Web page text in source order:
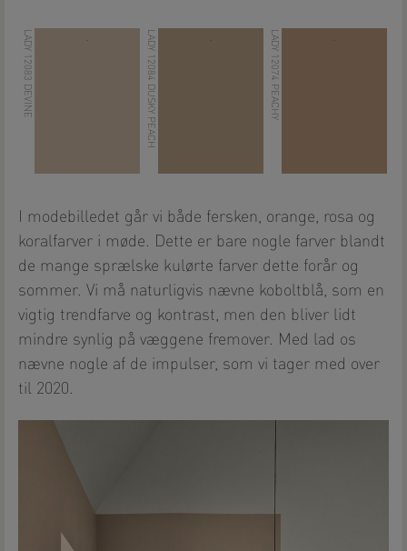
LADY 12083 DEVINE . LADY 12084 DUSKY PEACH LADY 12074 PEACHY
I modebilledet går vi både fersken, orange, rosa og
koralfarver i møde. Dette er bare nogle farver blandt
de mange sprælske kulørte farver dette forår og
sommer. Vi må naturligvis nævne koboltblå, som en
vigtig trendfarve og kontrast, men den bliver lidt
mindre synlig på væggene fremover. Med lad os
nævne nogle af de impulser, som vi tager med over
til 2020.